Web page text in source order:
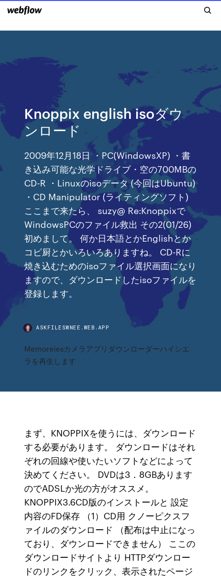
Knoppix english isoダウ
ンロード
2009年12月18日 ・PC(WindowsXP) ・書
き込み可能な光学ドライブ・空の700MBの
CD-R ・Linuxのisoデータ (今回はUbuntu)
・CD Manipulator (ライティングソフト)
ここまで来たら、 suzy@ Re:Knoppixで
WindowsPCのファイル救出 その2(01/26)
初めまして。 何か日本語とかEnglishとか
コピ厨とかいろいろありますね。 CD-Rに
焼き込むためのisoファイル選択画面になり
ますので、ダウンロードしたisoファイルを
登録します。
ASKFILESWNEE.WEB.APP
Memoreiesカメラアプリダウンローダーハイシエ
ラを再生します
まず、KNOPPIXを使うには、ダウンロード
する必要があります。 ダウンロードはそれ
ぞれの回線や使いたいソフトなどによって
決めてください。 DVDは3．8GBあります
のでADSLか光の方がオススメ。
KNOPPIX3.6CD版のインストールと 設定
内容のFD保存 （1）CD用 クノーピクスフ
ァイルのダウンロード （配布は中止になっ
ており、ダウンロードできません） ここの
ダウンロードサイトより HTTPダウンロー
ドのリンクをクリック、表示されたページ